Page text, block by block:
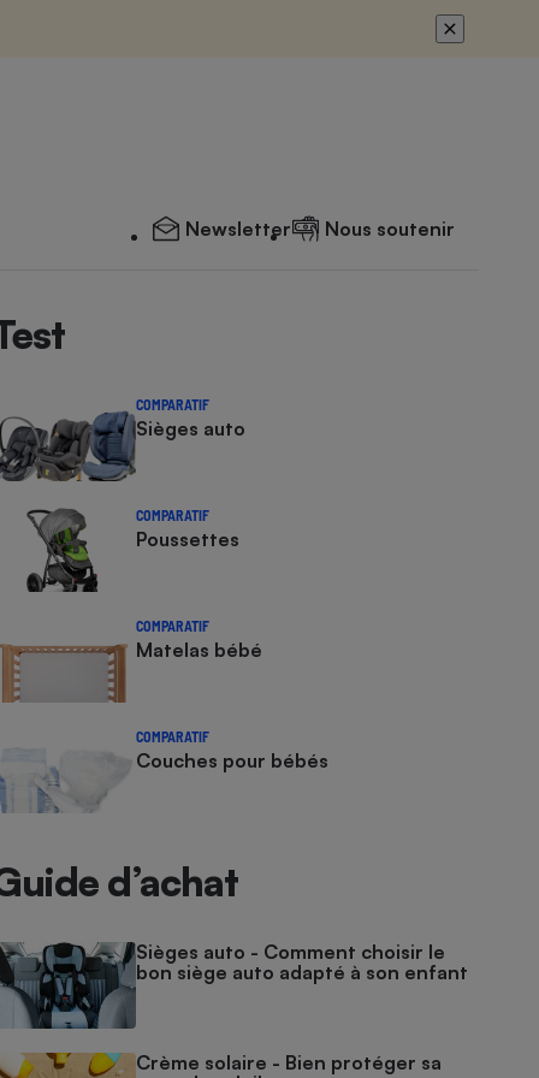
Newsletter Nous soutenir
COMPARATIF
Sièges auto
COMPARATIF
Poussettes
COMPARATIF
Matelas bébé
COMPARATIF
Couches pour bébés
d’achat
Sièges auto - Comment choisir le
bon siège auto adapté à son enfant
Crème solaire - Bien protéger sa